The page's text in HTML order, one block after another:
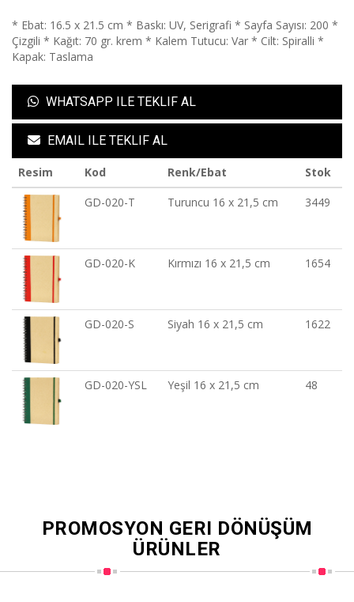
* Ebat: 16.5 x 21.5 cm * Baskı: UV, Serigrafi * Sayfa Sayısı: 200 *
Çizgili * Kağıt: 70 gr. krem * Kalem Tutucu: Var * Cilt: Spiralli *
Kapak: Taslama
WHATSAPP ILE TEKLIF AL
EMAIL ILE TEKLIF AL
Resim Kod Renk/Ebat
Stok
GD-020-T
Turuncu 16 x 21,5 cm 3449
GD-020-K Kırmızı 16 x 21,5 cm 1654
GD-020-S Siyah 16 x 21,5 cm 1622
GD-020-YSL Yeşil 16 x 21,5 cm 48
PROMOSYON GERI DÖNÜŞÜM
ÜRÜNLER